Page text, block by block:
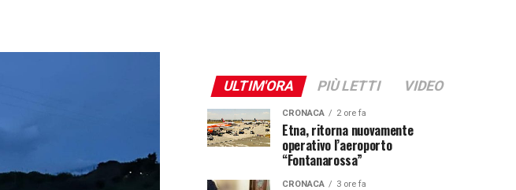
ULTIM'ORA PIÙ LETTI VIDEO
CRONACA 2 ore fa
Etna, ritorna nuovamente
operativo l’aeroporto
“Fontanarossa”
CRONACA 3 ore fa